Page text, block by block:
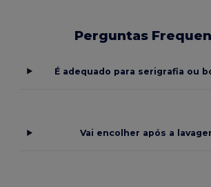
Perguntas
É adequado para serigrafia ou
Vai encolher após a